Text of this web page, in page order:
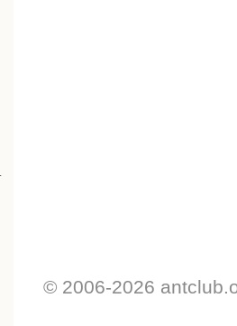
© 2006-2026